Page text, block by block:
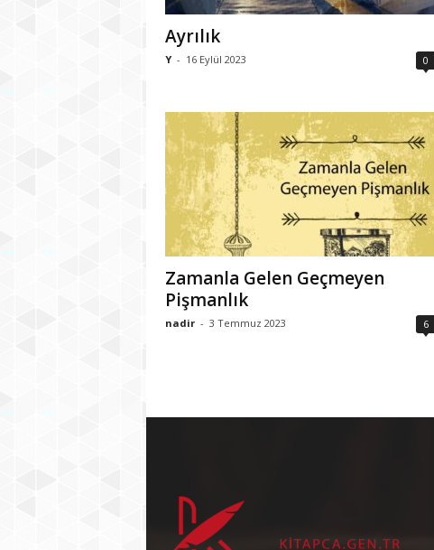
Ayrılık
Y - 16 Eylül 2023 0
Zamanla Gelen Geçmeyen
Pişmanlık
nadir - 3 Temmuz 2023 6